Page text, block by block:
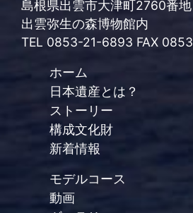
島根県出雲市大津町2760番地
出雲弥生の森博物館内
TEL 0853-21-6893 FAX
ホーム
日本遺産とは？
ストーリー
構成文化財
新着情報
モデルコース
動画